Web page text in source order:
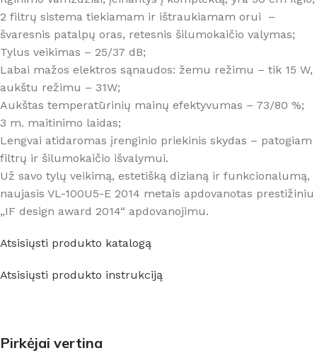
2 filtrų sistema tiekiamam ir ištraukiamam orui –
švaresnis patalpų oras, retesnis šilumokaičio valymas;
Tylus veikimas – 25/37 dB;
Labai mažos elektros sąnaudos: žemu režimu – tik 15 W,
aukštu režimu – 31W;
Aukštas temperatūrinių mainų efektyvumas – 73/80 %;
3 m. maitinimo laidas;
Lengvai atidaromas įrenginio priekinis skydas – patogiam
filtrų ir šilumokaičio išvalymui.
Už savo tylų veikimą, estetišką dizianą ir funkcionalumą,
naujasis VL-100U5-E 2014 metais apdovanotas prestižiniu
„IF design award 2014“ apdovanojimu.
Atsisiųsti produkto katalogą
Atsisiųsti produkto instrukciją
Pirkėjai vertina